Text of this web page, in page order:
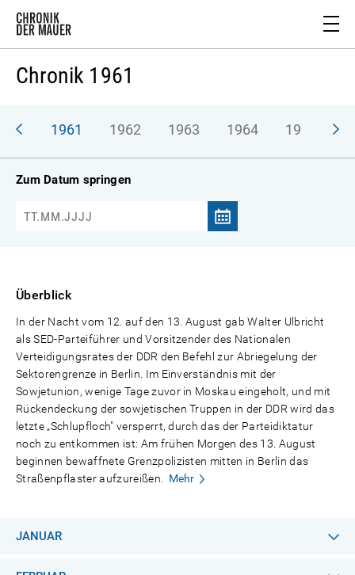
Chronik 1961
1961 1962 1963 1964 1965
Zum Datum springen
Überblick
In der Nacht vom 12. auf den 13. August gab Walter Ulbricht
als SED-Parteiführer und Vorsitzender des Nationalen
Verteidigungsrates der DDR den Befehl zur Abriegelung der
Sektorengrenze in Berlin. Im Einverständnis mit der
Sowjetunion, wenige Tage zuvor in Moskau eingeholt, und mit
Rückendeckung der sowjetischen Truppen in der DDR wird das
letzte „Schlupfloch" versperrt, durch das der Parteidiktatur
noch zu entkommen ist: Am frühen Morgen des 13. August
beginnen bewaffnete Grenzpolizisten mitten in Berlin das
Straßenpflaster aufzureißen.
Mehr
JANUAR